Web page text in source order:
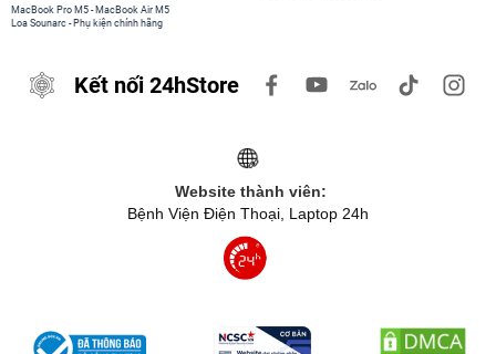
MacBook Pro M5 - MacBook Air M5
Loa Sounarc - Phụ kiện chính hãng
Kết nối 24hStore
Website thành viên:
Bệnh Viện Điện Thoại, Laptop 24h